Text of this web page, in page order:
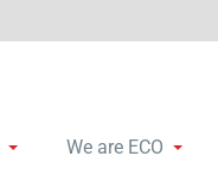
We are ECO